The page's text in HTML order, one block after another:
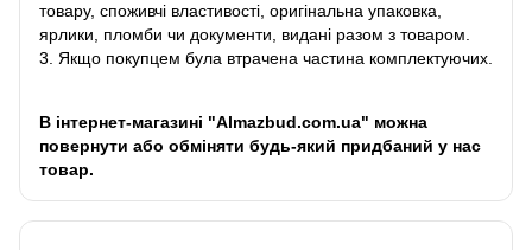
товару, споживчі властивості, оригінальна упаковка,
ярлики, пломби чи документи, видані разом з товаром.
3. Якщо покупцем була втрачена частина комплектуючих.
В інтернет-магазині "Almazbud.com.ua" можна
повернути або обміняти будь-який придбаний у нас
товар.